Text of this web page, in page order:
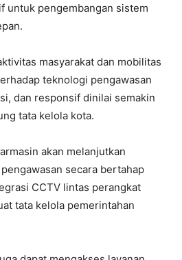
untuk pengembangan sistem
masyarakat dan mobilitas
teknologi pengawasan
dan responsif dinilai semakin
tata kelola kota.
akan melanjutkan
secara bertahap
CCTV lintas perangkat
tata kelola pemerintahan